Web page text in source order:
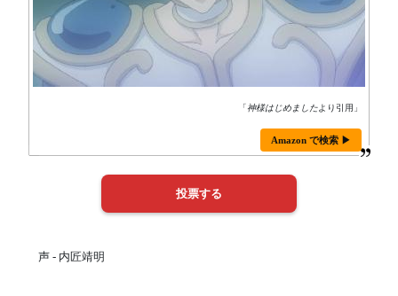
「神様はじめましたより引用」
Amazon で検索 ▶
声 - 内匠靖明